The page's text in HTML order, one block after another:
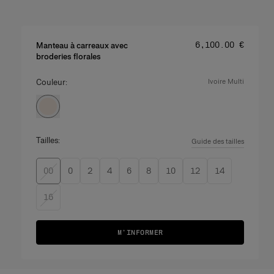
Manteau à carreaux avec
broderies florales
Prix:
‌6,100.00 €
Couleur: ivoire multi
Tailles: Guide des tailles
00 0 2 4 6 8 10 12 14
16
M’INFORMER